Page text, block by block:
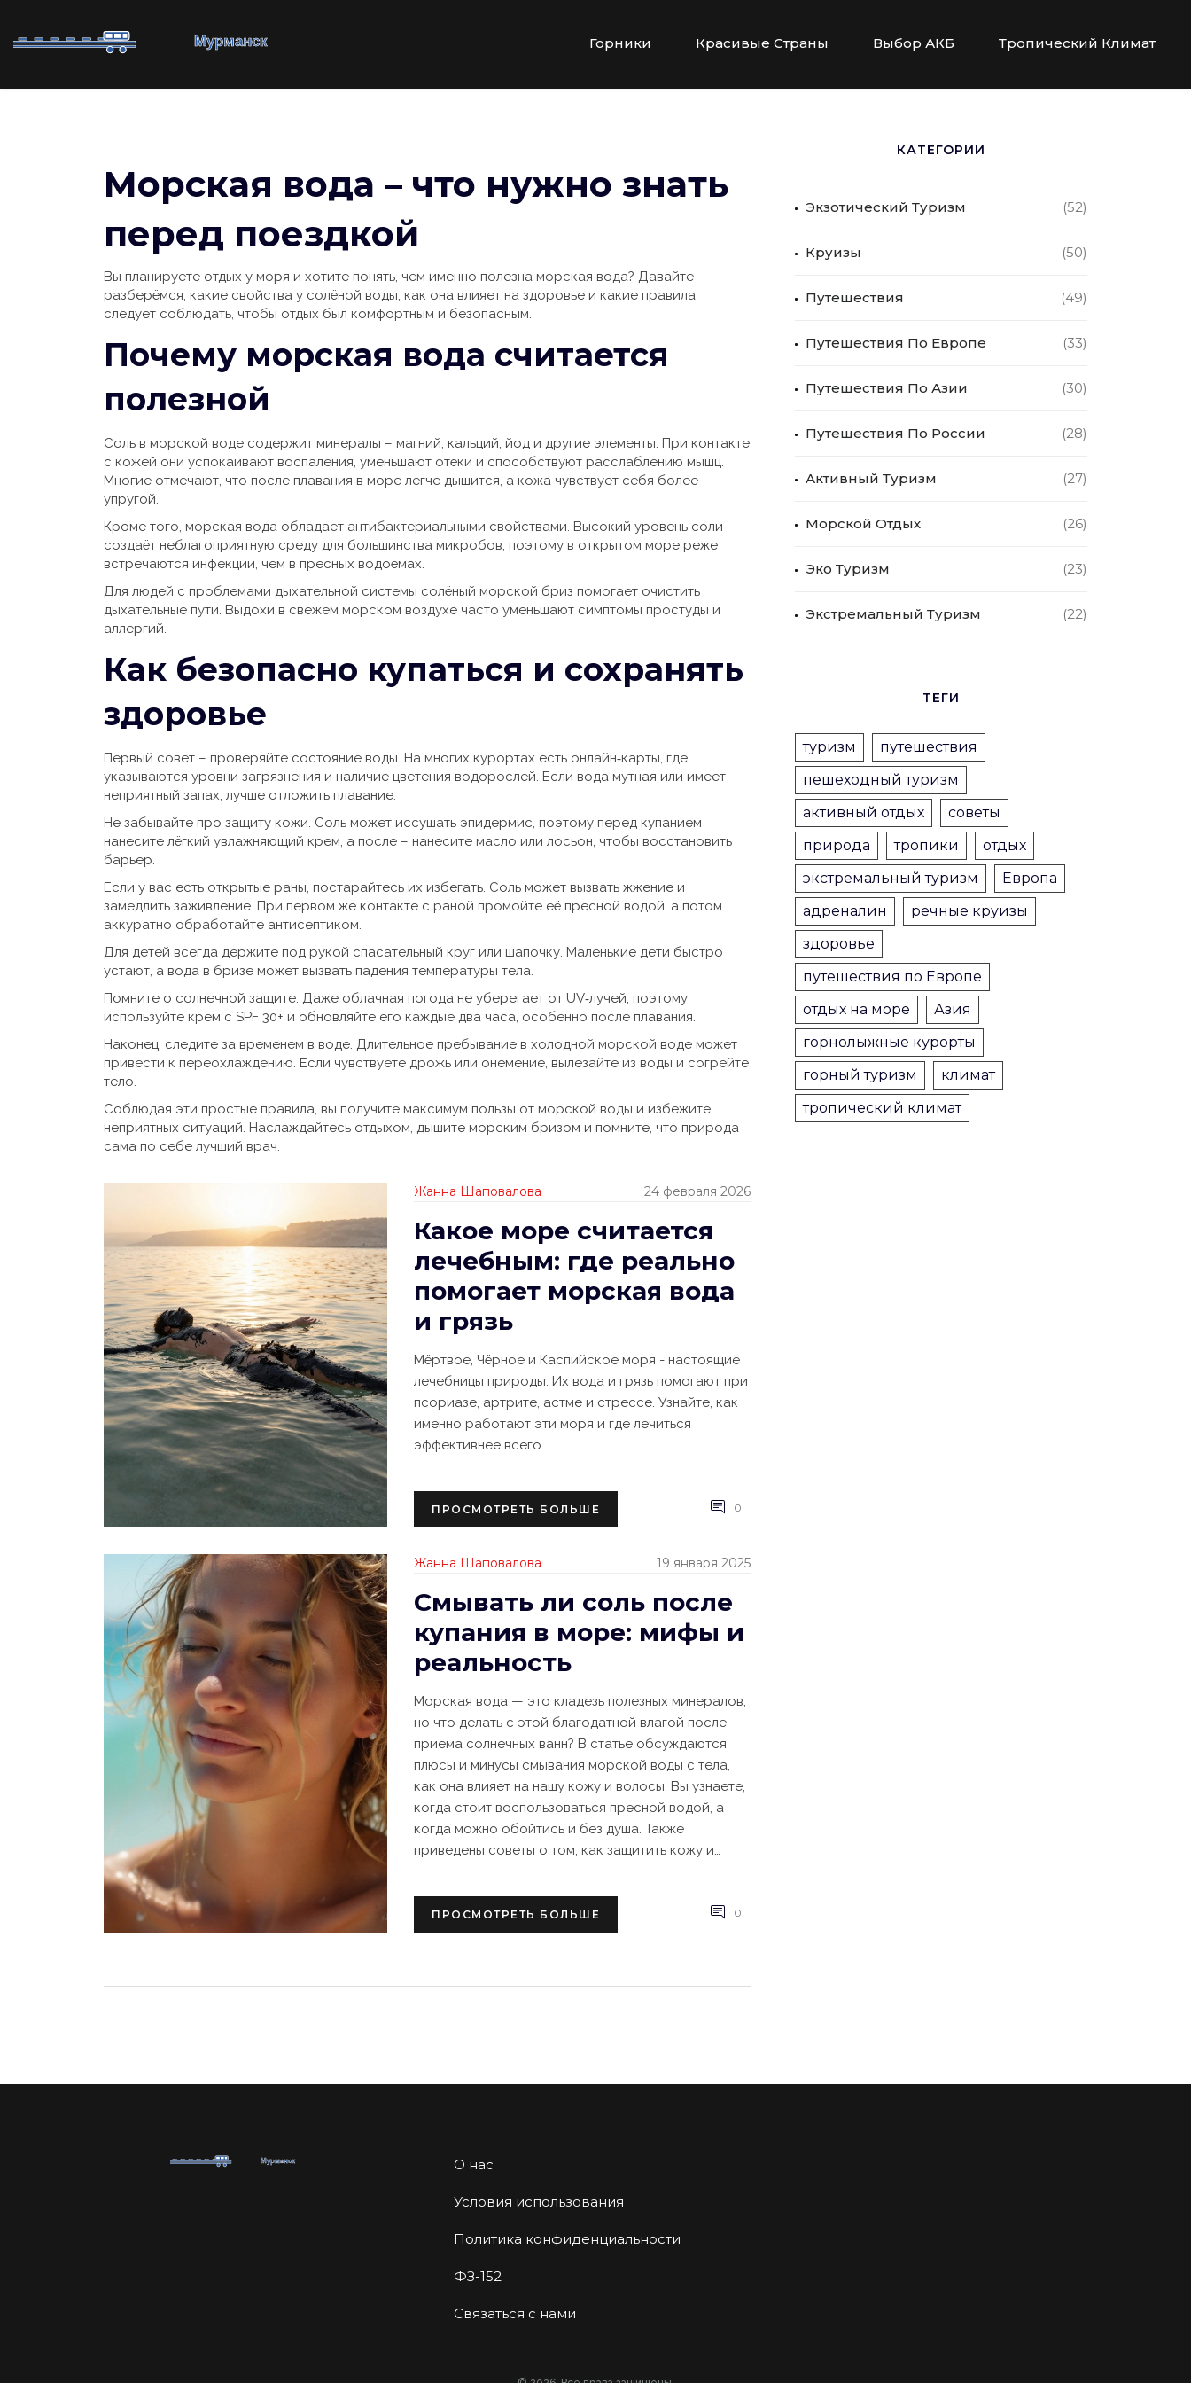
Горники Красивые Страны Выбор АКБ Тропический Климат
Морская вода – что нужно знать
перед поездкой
Вы планируете отдых у моря и хотите понять, чем именно полезна морская вода? Давайте
разберёмся, какие свойства у солёной воды, как она влияет на здоровье и какие правила
следует соблюдать, чтобы отдых был комфортным и безопасным.
Почему морская вода считается
полезной
Соль в морской воде содержит минералы – магний, кальций, йод и другие элементы. При контакте
с кожей они успокаивают воспаления, уменьшают отёки и способствуют расслаблению мышц.
Многие отмечают, что после плавания в море легче дышится, а кожа чувствует себя более
упругой.
Кроме того, морская вода обладает антибактериальными свойствами. Высокий уровень соли
создаёт неблагоприятную среду для большинства микробов, поэтому в открытом море реже
встречаются инфекции, чем в пресных водоёмах.
Для людей с проблемами дыхательной системы солёный морской бриз помогает очистить
дыхательные пути. Выдохи в свежем морском воздухе часто уменьшают симптомы простуды и
аллергий.
Как безопасно купаться и сохранять
здоровье
Первый совет – проверяйте состояние воды. На многих курортах есть онлайн‑карты, где
указываются уровни загрязнения и наличие цветения водорослей. Если вода мутная или имеет
неприятный запах, лучше отложить плавание.
Не забывайте про защиту кожи. Соль может иссушать эпидермис, поэтому перед купанием
нанесите лёгкий увлажняющий крем, а после – нанесите масло или лосьон, чтобы восстановить
барьер.
Если у вас есть открытые раны, постарайтесь их избегать. Соль может вызвать жжение и
замедлить заживление. При первом же контакте с раной промойте её пресной водой, а потом
аккуратно обработайте антисептиком.
Для детей всегда держите под рукой спасательный круг или шапочку. Маленькие дети быстро
устают, а вода в бризе может вызвать падения температуры тела.
Помните о солнечной защите. Даже облачная погода не уберегает от UV‑лучей, поэтому
используйте крем с SPF 30+ и обновляйте его каждые два часа, особенно после плавания.
Наконец, следите за временем в воде. Длительное пребывание в холодной морской воде может
привести к переохлаждению. Если чувствуете дрожь или онемение, вылезайте из воды и согрейте
тело.
Соблюдая эти простые правила, вы получите максимум пользы от морской воды и избежите
неприятных ситуаций. Наслаждайтесь отдыхом, дышите морским бризом и помните, что природа
сама по себе лучший врач.
Жанна Шаповалова 24 февраля 2026
Какое море считается
лечебным: где реально
помогает морская вода
и грязь
Мёртвое, Чёрное и Каспийское моря - настоящие
лечебницы природы. Их вода и грязь помогают при
псориазе, артрите, астме и стрессе. Узнайте, как
именно работают эти моря и где лечиться
эффективнее всего.
ПРОСМОТРЕТЬ БОЛЬШЕ 0
Жанна Шаповалова 19 января 2025
Смывать ли соль после
купания в море: мифы и
реальность
Морская вода — это кладезь полезных минералов,
но что делать с этой благодатной влагой после
приема солнечных ванн? В статье обсуждаются
плюсы и минусы смывания морской воды с тела,
как она влияет на нашу кожу и волосы. Вы узнаете,
когда стоит воспользоваться пресной водой, а
когда можно обойтись и без душа. Также
приведены советы о том, как защитить кожу и
ПРОСМОТРЕТЬ БОЛЬШЕ 0
КАТЕГОРИИ
Экзотический Туризм (52)
Круизы (50)
Путешествия (49)
Путешествия По Европе (33)
Путешествия По Азии (30)
Путешествия По России (28)
Активный Туризм (27)
Морской Отдых (26)
Эко Туризм (23)
Экстремальный Туризм (22)
ТЕГИ
туризм
путешествия
пешеходный туризм
активный отдых
советы
природа
тропики
отдых
экстремальный туризм
Европа
адреналин
речные круизы
здоровье
путешествия по Европе
отдых на море
Азия
горнолыжные курорты
горный туризм
климат
тропический климат
О нас
Условия использования
Политика конфиденциальности
ФЗ-152
Связаться с нами